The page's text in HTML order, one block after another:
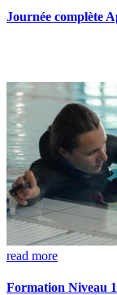
Journée complète
read more
Formation Niveau